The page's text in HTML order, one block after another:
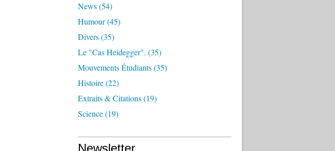
News(54)
Humour(45)
Divers(35)
Le "cas Heidegger". (35)
Mouvements Étudiants(35)
Histoire(22)
Extraits & Citations(19)
Science(19)
Newsletter